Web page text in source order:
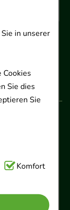
in unserer
Sie dies
Sie
es sich um
diese nicht
Komfort
71 80 11